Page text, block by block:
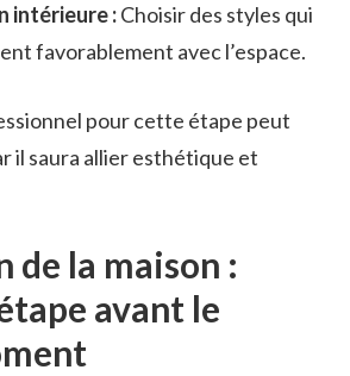
intérieure :Choisir des styles qui
favorablement avec l’espace.
pour cette étape peut
il saura allier esthétique et
de la maison :
avant le